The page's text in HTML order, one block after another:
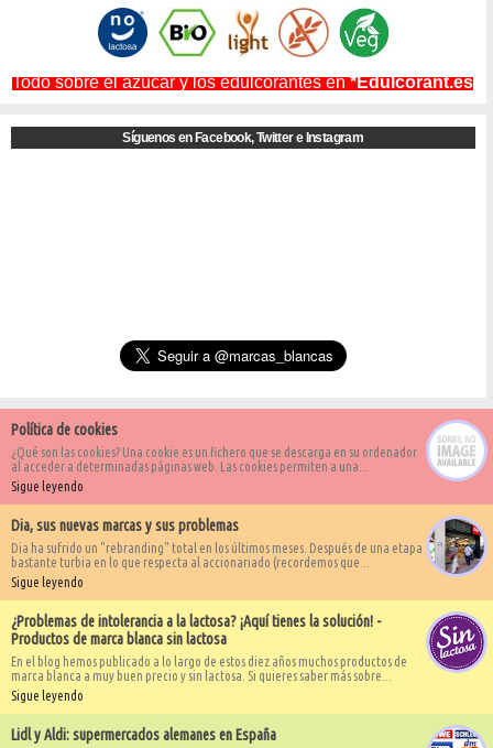
Todo sobre el azúcar y los edulcorantes en*Edulcorant.es
Síguenos en Facebook, Twitter e Instagram
Política de cookies
¿Qué son las cookies? Una cookie es un fichero que se descarga en su ordenador
al acceder a determinadas páginas web. Las cookies permiten a una...
Sigue leyendo
Dia, sus nuevas marcas y sus problemas
Dia ha sufrido un "rebranding" total en los últimos meses. Después de una etapa
bastante turbia en lo que respecta al accionariado (recordemos que...
Sigue leyendo
¿Problemas de intolerancia a la lactosa? ¡Aquí tienes la solución! -
Productos de marca blanca sin lactosa
En el blog hemos publicado a lo largo de estos diez años muchos productos de
marca blanca a muy buen precio y sin lactosa. Si quieres saber más sobre...
Sigue leyendo
Lidl y Aldi: supermercados alemanes en España